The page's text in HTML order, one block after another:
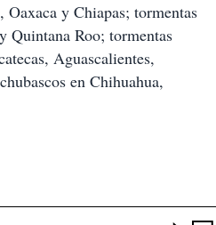
y Chiapas; tormentas
Quintana Roo; tormentas
Aguascalientes,
en Chihuahua,